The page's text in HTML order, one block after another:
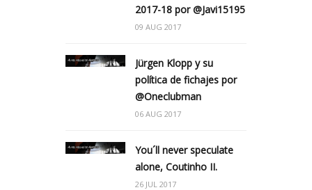
2017-18 por @Javi15195
09 AUG 2017
Jürgen Klopp y su
política de fichajes por
@Oneclubman
06 AUG 2017
You´ll never speculate
alone, Coutinho II.
26 JUL 2017